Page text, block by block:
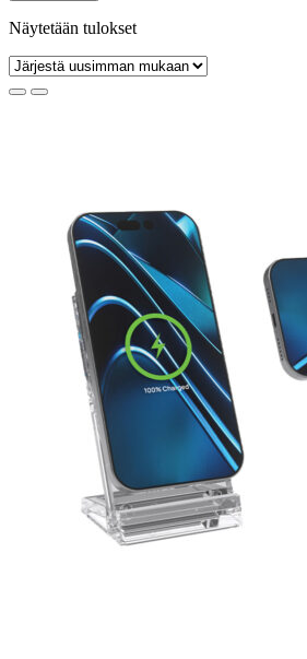
Näytetään tulokset